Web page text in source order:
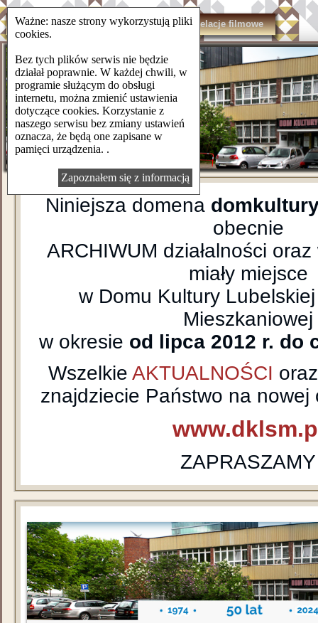
domkulturylsm.pl Kontakt Relacje filmowe
Niniejsza domena
obecnie
ARCHIWUM działalności
miały miejsce
w Domu Kultury Lubelskiej
Mieszkaniowej
w okresie od lipca 2012 r. do
WszelkieAKTUALNOŚCI
znajdziecie Państwo na nowej
ZAPRASZAMY
Ważne: nasze strony wykorzystują pliki
cookies.
Bez tych plików serwis nie będzie
działał poprawnie. W każdej chwili, w
programie służącym do obsługi
internetu, można zmienić ustawienia
dotyczące cookies. Korzystanie z
naszego serwisu bez zmiany ustawień
oznacza, że będą one zapisane w
pamięci urządzenia. .
Zapoznałem się z informacją